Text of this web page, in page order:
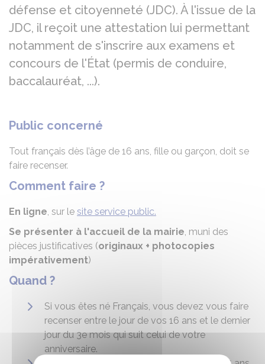
défense et citoyenneté (JDC). À l'issue de la
JDC, il reçoit une attestation lui permettant
notamment de s'inscrire aux examens et
concours de l'État (permis de conduire,
baccalauréat, ...).
Public concerné
Tout français dès l’âge de 16 ans, fille ou garçon, doit se
faire recenser.
Comment faire ?
En ligne, sur le site service public.
Se présenter à l'accueil de la mairie, muni des
pièces justificatives (originaux + photocopies
impérativement)
Quand ?
Si vous êtes né Français, vous devez vous faire
recenser entre le jour de vos 16 ans et le dernier
jour du 3e mois qui suit celui de votre
anniversaire.